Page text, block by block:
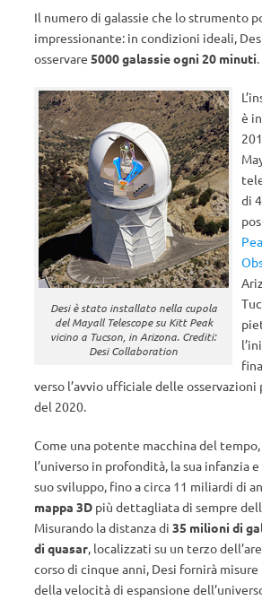
Il numero di galassie che lo strumento
impressionante: in condizioni ideali,
osservare 5000 galassie ogni 20 minuti.
Desi è stato installato nella cupola
del Mayall Telescope su Kitt Peak
vicino a Tucson, in Arizona. Crediti:
Desi Collaboration
è
di
verso l’avvio ufficiale delle osservazioni
del 2020.
Come una potente macchina del
l’universo in profondità, la sua infanzia
suo sviluppo, fino a circa 11 miliardi di
mappa 3D più dettagliata di sempre
Misurando la distanza di 35 milioni di
di quasar, localizzati su un terzo
corso di cinque anni, Desi fornirà
della velocità di espansione